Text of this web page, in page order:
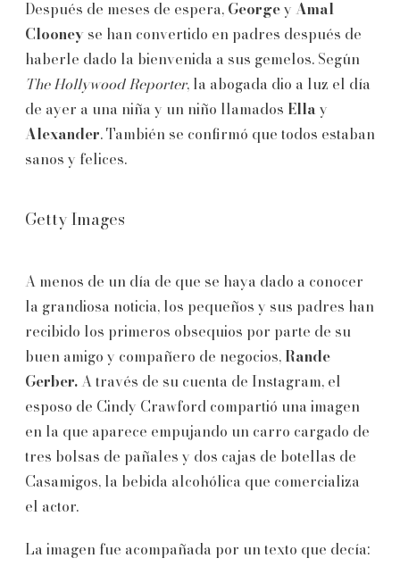
Después de meses de espera, Georgey Amal
Clooney se han convertido en padres después de
haberle dado la bienvenida a sus gemelos. Según
The Hollywood Reporter, la abogada dio a luz el día
de ayer a una niña y un niño llamados Ellay
Alexander. También se confirmó que todos estaban
sanos y felices.
Getty Images
A menos de un día de que se haya dado a conocer
la grandiosa noticia, los pequeños y sus padres han
recibido los primeros obsequios por parte de su
buen amigo y compañero de negocios,Rande
Gerber.A través de su cuenta de Instagram, el
esposo de Cindy Crawford compartió una imagen
en la que aparece empujando un carro cargado de
tres bolsas de pañales y dos cajas de botellas de
Casamigos, la bebida alcohólica que comercializa
el actor.
La imagen fue acompañada por un texto que decía: